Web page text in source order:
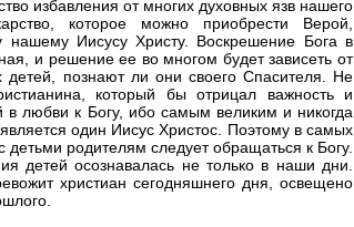
избавления от многих духовных язв нашего
которое можно приобрести Верой,
Иисусу Христу. Воскрешение Бога в
и решение ее во многом будет зависеть от
познают ли они своего Спасителя. Не
который бы отрицал важность и
в любви к Богу, ибо самым великим и никогда
один Иисус Христос. Поэтому в самых
детьми родителям следует обращаться к Богу.
детей осознавалась не только в наши дни.
христиан сегодняшнего дня, освещено